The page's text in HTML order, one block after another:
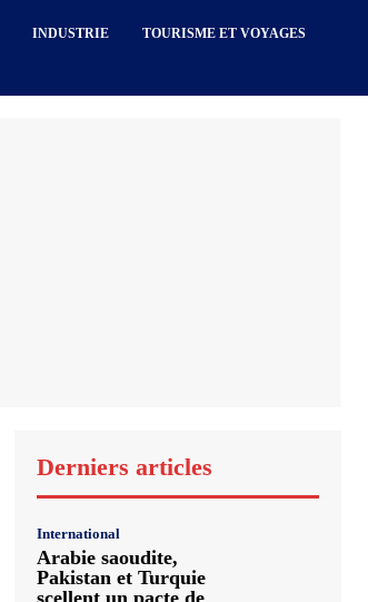
INDUSTRIE TOURISME ET VOYAGES
Derniers articles
International
Arabie saoudite,
Pakistan et Turquie
scellent un pacte de